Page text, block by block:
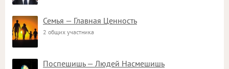
Семья — Главная Ценность
2 общих участника
Поспешишь — Людей Насмешишь